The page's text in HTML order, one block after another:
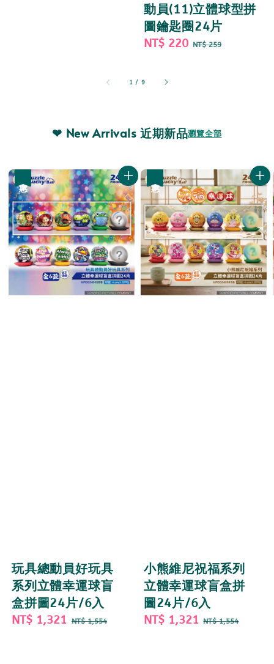
動員(11)立體球型拼
圖鑰匙圈24片
Sale
NT$ 220 Regular
NT$ 259
1 / 9
❤ New Arrivals 近期新品瀏覽全部
玩具總動員好玩具
系列立體幸運球盲
盒拼圖24片/6入
Sale
NT$ 1,321 Regular
NT$ 1,554
小熊維尼祝福系列
立體幸運球盲盒拼
圖24片/6入
Sale
NT$ 1,321 Regular
NT$ 1,554